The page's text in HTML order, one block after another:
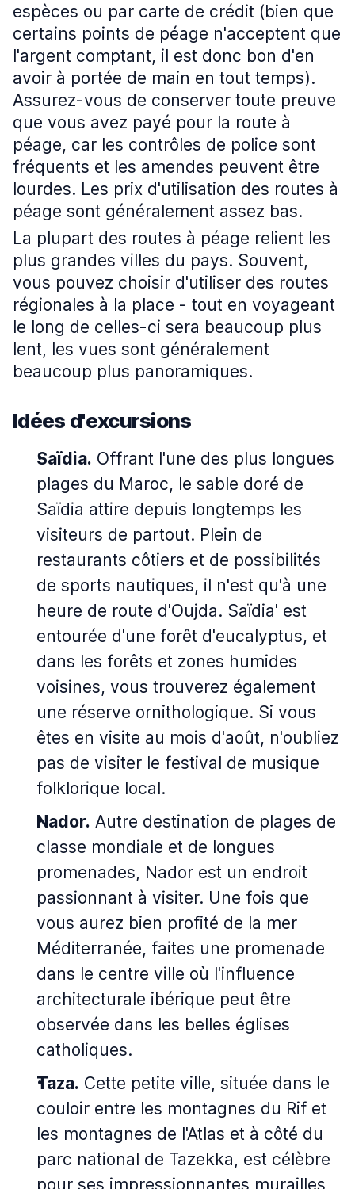
espèces ou par carte de crédit (bien que
certains points de péage n'acceptent que
l'argent comptant, il est donc bon d'en
avoir à portée de main en tout temps).
Assurez-vous de conserver toute preuve
que vous avez payé pour la route à
péage, car les contrôles de police sont
fréquents et les amendes peuvent être
lourdes. Les prix d'utilisation des routes à
péage sont généralement assez bas.
La plupart des routes à péage relient les
plus grandes villes du pays. Souvent,
vous pouvez choisir d'utiliser des routes
régionales à la place - tout en voyageant
le long de celles-ci sera beaucoup plus
lent, les vues sont généralement
beaucoup plus panoramiques.
Idées d'excursions
Saïdia. Offrant l'une des plus longues
plages du Maroc, le sable doré de
Saïdia attire depuis longtemps les
visiteurs de partout. Plein de
restaurants côtiers et de possibilités
de sports nautiques, il n'est qu'à une
heure de route d'Oujda. Saïdia' est
entourée d'une forêt d'eucalyptus, et
dans les forêts et zones humides
voisines, vous trouverez également
une réserve ornithologique. Si vous
êtes en visite au mois d'août, n'oubliez
pas de visiter le festival de musique
folklorique local.
Nador. Autre destination de plages de
classe mondiale et de longues
promenades, Nador est un endroit
passionnant à visiter. Une fois que
vous aurez bien profité de la mer
Méditerranée, faites une promenade
dans le centre ville où l'influence
architecturale ibérique peut être
observée dans les belles églises
catholiques.
Taza. Cette petite ville, située dans le
couloir entre les montagnes du Rif et
les montagnes de l'Atlas et à côté du
parc national de Tazekka, est célèbre
pour ses impressionnantes murailles